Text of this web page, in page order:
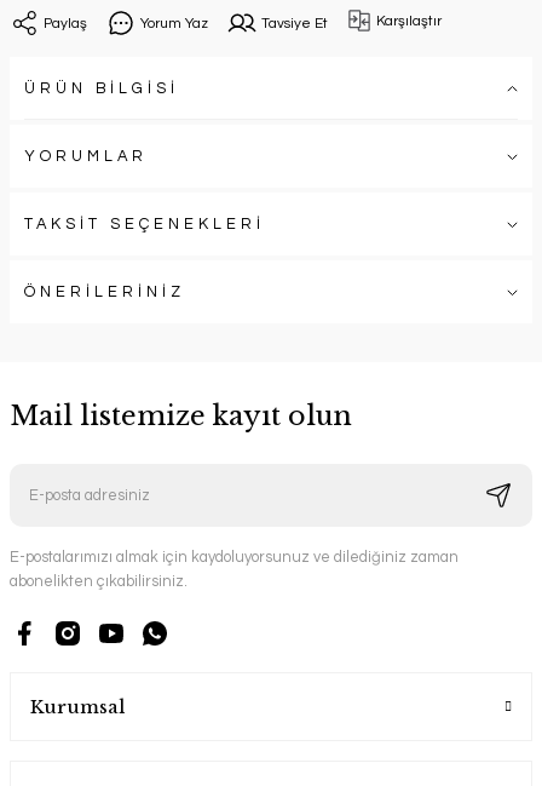
Paylaş Yorum Yaz Tavsiye Et Karşılaştır
ÜRÜN BİLGİSİ
YORUMLAR
TAKSİT SEÇENEKLERİ
ÖNERİLERİNİZ
Mail listemize kayıt olun
E-postalarımızı almak için kaydoluyorsunuz ve dilediğiniz zaman
abonelikten çıkabilirsiniz.
Kurumsal